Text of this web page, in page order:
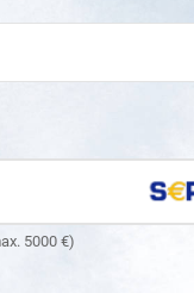
5000 €)